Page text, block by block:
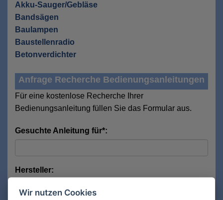
Akku-Sauger/Gebläse
Bandsägen
Baulampen
Baustellenradio
Betonverdichter
Anfrage Recherche Bedienungsanleitungen
Für eine kostenlose Recherche Ihrer
Bedienungsanleitung füllen Sie das Formular aus.
Gesuchte Anleitung für*:
Hersteller:
Wir nutzen Cookies